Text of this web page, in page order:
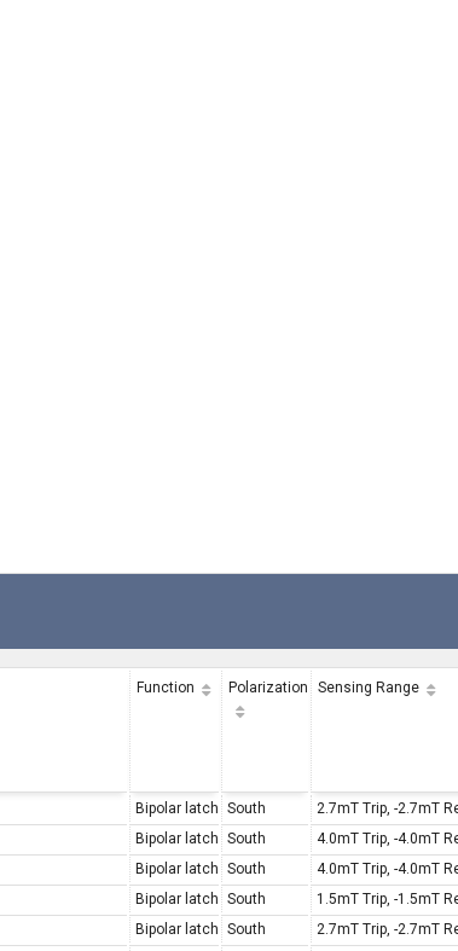
Function Polarization Sensing Range
Bipolar latch South
2.7mT Trip, -2.7mT
Bipolar latch South
4.0mT Trip, -4.0mT
Bipolar latch South
4.0mT Trip, -4.0mT
Bipolar latch South
1.5mT Trip, -1.5mT
Bipolar latch South 2.7mT Trip, -2.7mT